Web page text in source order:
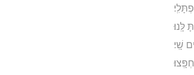
לָּֽנוּ׃
שָֽׁי׃